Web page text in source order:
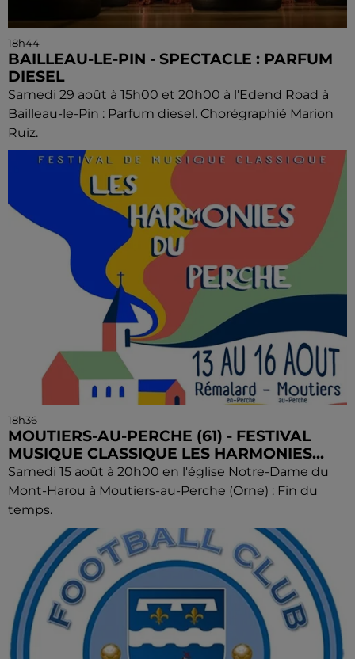
18h44
BAILLEAU-LE-PIN - SPECTACLE : PARFUM
DIESEL
Samedi 29 août à 15h00 et 20h00 à l'Edend Road à
Bailleau-le-Pin : Parfum diesel. Chorégraphié Marion
Ruiz.
18h36
MOUTIERS-AU-PERCHE (61) - FESTIVAL
MUSIQUE CLASSIQUE LES HARMONIES...
Samedi 15 août à 20h00 en l'église Notre-Dame du
Mont-Harou à Moutiers-au-Perche (Orne) : Fin du
temps.